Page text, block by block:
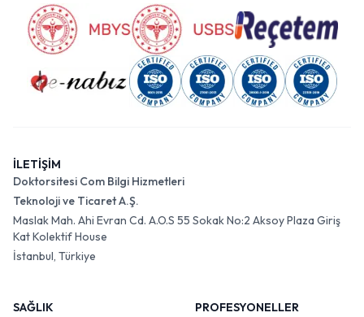
İLETİŞİM
Doktorsitesi Com Bilgi Hizmetleri
Teknoloji ve Ticaret A.Ş.
Maslak Mah. Ahi Evran Cd. A.O.S 55 Sokak No:2 Aksoy Plaza Giriş
Kat Kolektif House
İstanbul, Türkiye
SAĞLIK
PROFESYONELLER